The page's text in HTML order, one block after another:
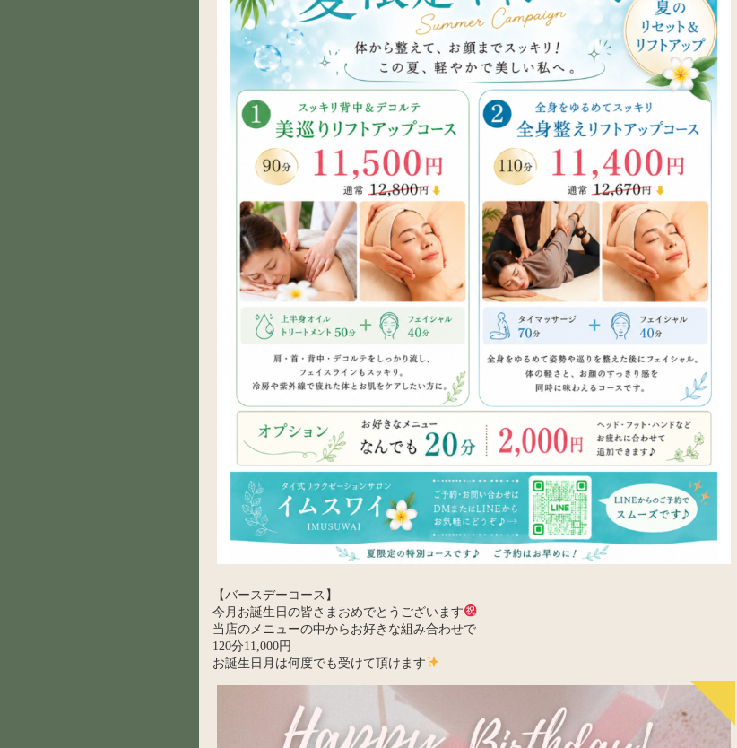
【バースデーコース】
今月お誕生日の皆さまおめでとうございます
当店のメニューの中からお好きな組み合わせで
120分11,000円
お誕生日月は何度でも受けて頂けます